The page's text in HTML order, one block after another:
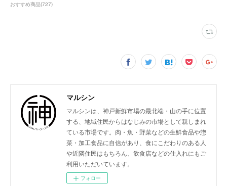
おすすめ商品(727)
マルシン
マルシンは、神戸新鮮市場の最北端・山の手に位置
する、地域住民からはなじみの市場として親しまれ
ている市場です。肉・魚・野菜などの生鮮食品や惣
菜・加工食品に自信があり、食にこだわりのある人
や近隣住民はもちろん、飲食店などの仕入れにもご
利用いただいています。
フォロー